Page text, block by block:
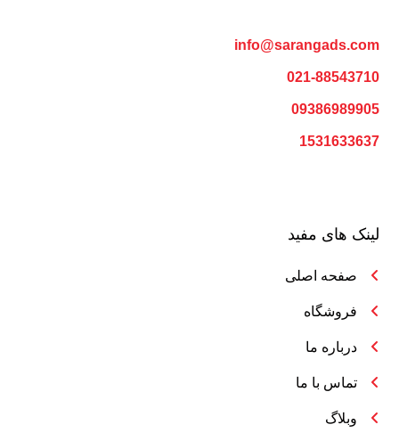
info@sarangads.com
021-88543710
09386989905
1531633637
لینک های مفید
صفحه اصلی
فروشگاه
درباره ما
تماس با ما
وبلاگ